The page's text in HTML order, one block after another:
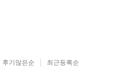
후기많은순 최근등록순